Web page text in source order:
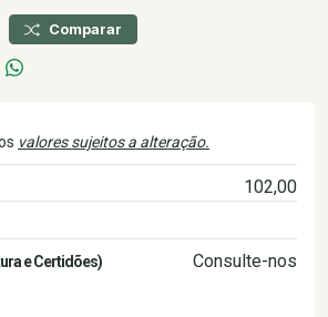
Comparar
valores sujeitos a alteração.
102,00
e Certidões) Consulte-nos